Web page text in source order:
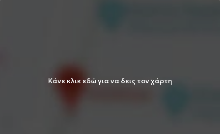
Κάνε κλικ εδώ για να δεις τον χάρτη